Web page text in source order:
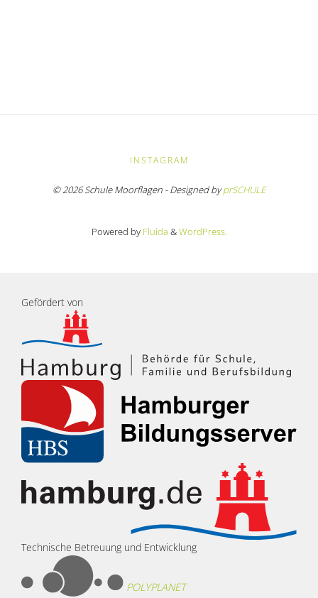
INSTAGRAM
© 2026 Schule Moorflagen - Designed byprSCHULE
Powered byFluida &WordPress.
Gefördert von
Technische Betreuung und Entwicklung
POLYPLANET